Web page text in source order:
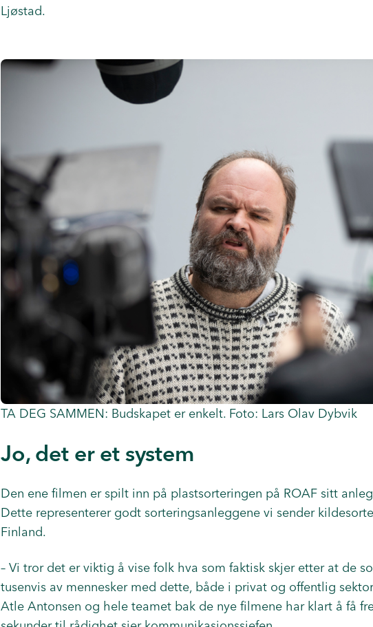
Ljøstad.
TA DEG SAMMEN: Budskapet er enkelt. Foto: Lars Olav Dybvik
Jo, det er et system
Den ene filmen er spilt inn på plastsorteringen på ROAF sitt
Dette representerer godt sorteringsanleggene vi sender
Finland.
– Vi tror det er viktig å vise folk hva som faktisk skjer etter at de
tusenvis av mennesker med dette, både i privat og offentlig
Atle Antonsen og hele teamet bak de nye filmene har klart å få